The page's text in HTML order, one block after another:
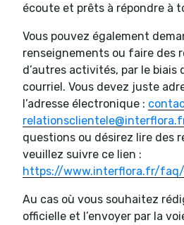
écoute et prêts à répondre à
Vous pouvez également
renseignements ou faire des
d’autres activités, par le biais
courriel. Vous devez juste
l’adresse électronique :
questions ou désirez lire des
veuillez suivre ce lien :
https://www.interflora.fr/faq/
Au cas où vous souhaitez
officielle et l’envoyer par la